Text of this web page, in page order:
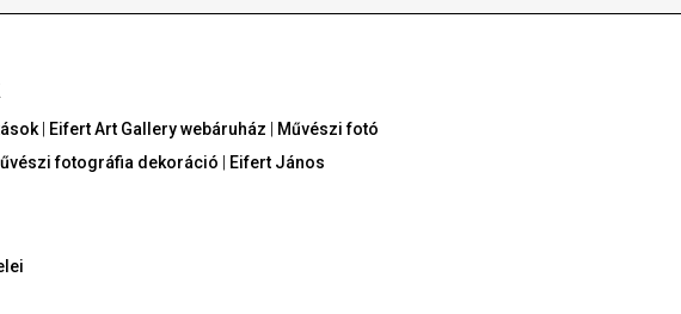
| Eifert Art Gallery webáruház
Művészi fotó
fotográfia dekoráció Eifert János